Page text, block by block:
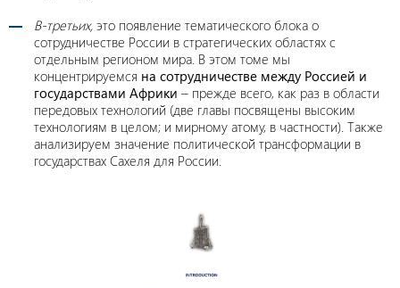
В-третьих, это появление тематического блока о
сотрудничестве России в стратегических областях с
отдельным регионом мира. В этом томе мы
концентрируемся на сотрудничестве между Россией и
государствами Африки – прежде всего, как раз в области
передовых технологий (две главы посвящены высоким
технологиям в целом; и мирному атому, в частности). Также
анализируем значение политической трансформации в
государствах Сахеля для России.